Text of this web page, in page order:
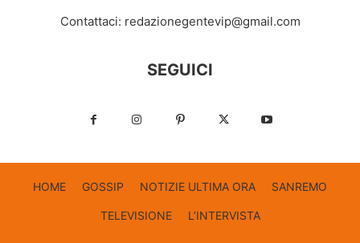
Contattaci: redazionegentevip@gmail.com
SEGUICI
HOME GOSSIP NOTIZIE ULTIMA ORA SANREMO
TELEVISIONE L’INTERVISTA